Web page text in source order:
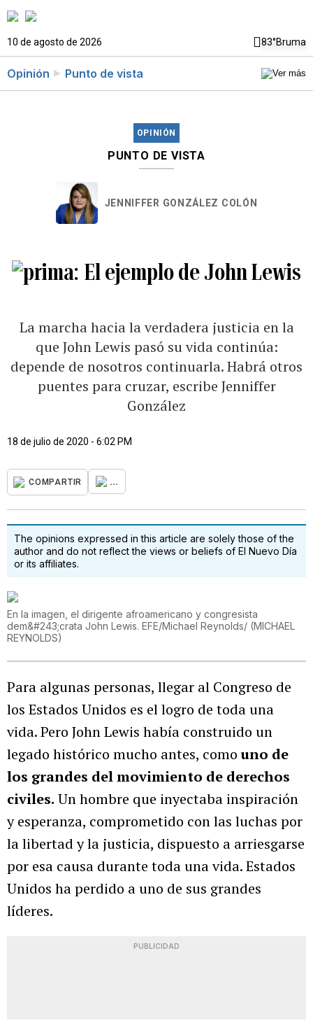
10 de agosto de 2026 83°Bruma
Opinión Punto de vista
OPINIÓN
PUNTO DE VISTA
JENNIFFER GONZÁLEZ COLÓN
El ejemplo de John Lewis
La marcha hacia la verdadera justicia en la
que John Lewis pasó su vida continúa:
depende de nosotros continuarla. Habrá otros
puentes para cruzar, escribe Jenniffer
González
18 de julio de 2020 - 6:02 PM
COMPARTIR ...
The opinions expressed in this article are solely those of the
author and do not reflect the views or beliefs of El Nuevo Día
or its affiliates.
En la imagen, el dirigente afroamericano y congresista
dem&#243;crata John Lewis. EFE/Michael Reynolds/ (MICHAEL
REYNOLDS)
Para algunas personas, llegar al Congreso de
los Estados Unidos es el logro de toda una
vida. Pero John Lewis había construido un
legado histórico mucho antes, comouno de
los grandes del movimiento de derechos
civiles. Un hombre que inyectaba inspiración
y esperanza, comprometido con las luchas por
la libertad y la justicia, dispuesto a arriesgarse
por esa causa durante toda una vida. Estados
Unidos ha perdido a uno de sus grandes
líderes.
PUBLICIDAD